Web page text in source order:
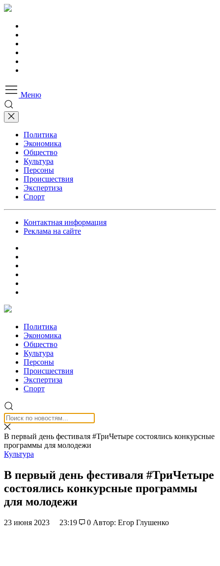
Меню
Политика
Экономика
Общество
Культура
Персоны
Происшествия
Экспертиза
Спорт
Контактная информация
Реклама на сайте
Политика
Экономика
Общество
Культура
Персоны
Происшествия
Экспертиза
Спорт
В первый день фестиваля #ТриЧетыре состоялись конкурсные
программы для молодежи
Культура
В первый день фестиваля #ТриЧетыре
состоялись конкурсные программы
для молодежи
23 июня 2023 23:19 0 Автор: Егор Глушенко